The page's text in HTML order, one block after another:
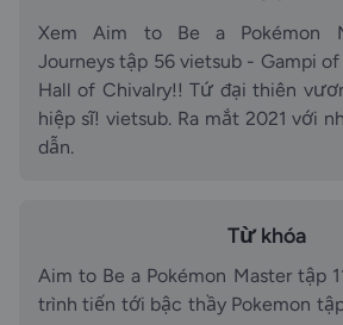
Xem Aim to Be a Pokémon
Journeys tập 56 vietsub - Gampi of
Hall of Chivalry!! Tứ đại thiên
hiệp sĩ! vietsub. Ra mắt 2021 với
dẫn.
Từ khóa
Aim to Be a Pokémon Master tập
trình tiến tới bậc thầy Pokemon tập